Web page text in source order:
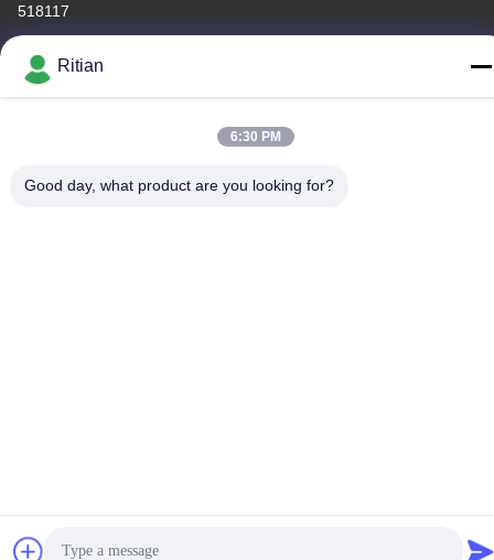
518117
Telefon
+86-755-84080323
Ritian
6:30 PM
Good day, what product are you looking for?